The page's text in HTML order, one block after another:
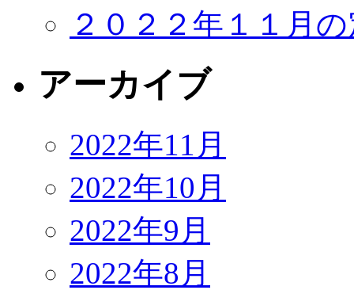
２０２２年１１月
アーカイブ
2022年11月
2022年10月
2022年9月
2022年8月